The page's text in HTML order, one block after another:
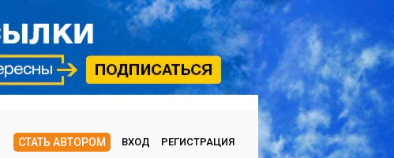
СТАТЬ АВТОРОМ ВХОД РЕГИСТРАЦИЯ